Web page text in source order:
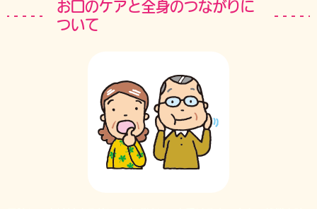
お口のケアと全身のつながりに
ついて